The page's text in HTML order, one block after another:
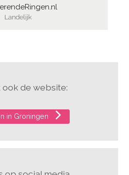
Landelijk
ook de website:
in Groningen